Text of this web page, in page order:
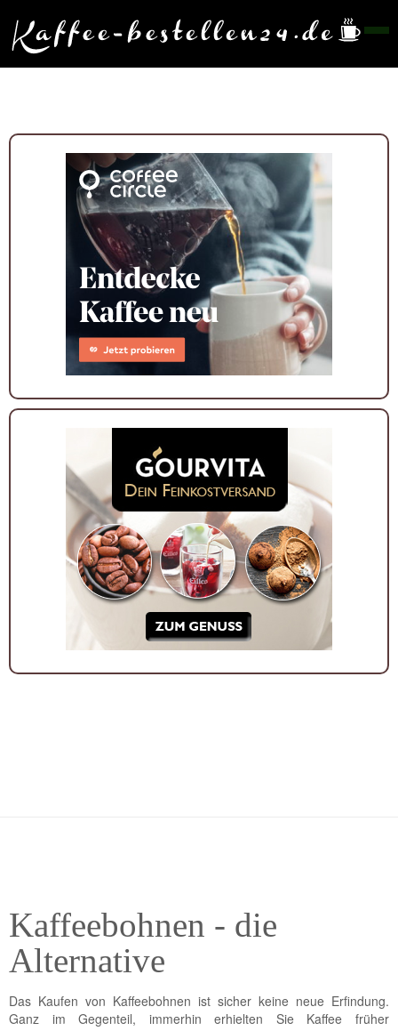
Kaffeebohnen - die
Alternative
Das Kaufen von Kaffeebohnen ist sicher keine neue Erfindung.
Ganz im Gegenteil, immerhin erhielten Sie Kaffee früher